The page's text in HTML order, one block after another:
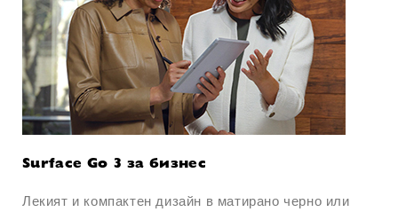
Surface Go 3 за бизнес
Лекият и компактен дизайн в матирано черно или